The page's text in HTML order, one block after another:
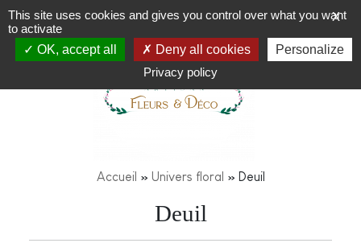
Accueil » Univers floral » Deuil
Deuil
X
This site uses cookies and gives you control over what you want
to activate
OK, accept all
Deny all cookies
Personalize
Privacy policy